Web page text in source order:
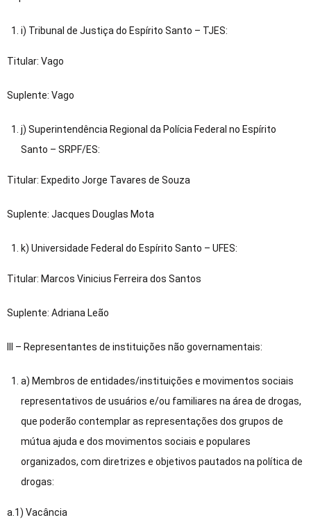
i) Tribunal de Justiça do Espírito Santo – TJES:
Titular: Vago
Suplente: Vago
j) Superintendência Regional da Polícia Federal no Espírito
Santo – SRPF/ES:
Titular: Expedito Jorge Tavares de Souza
Suplente: Jacques Douglas Mota
k) Universidade Federal do Espírito Santo – UFES:
Titular: Marcos Vinicius Ferreira dos Santos
Suplente: Adriana Leão
III – Representantes de instituições não governamentais:
a) Membros de entidades/instituições e movimentos sociais
representativos de usuários e/ou familiares na área de drogas,
que poderão contemplar as representações dos grupos de
mútua ajuda e dos movimentos sociais e populares
organizados, com diretrizes e objetivos pautados na política de
drogas:
a.1) Vacância